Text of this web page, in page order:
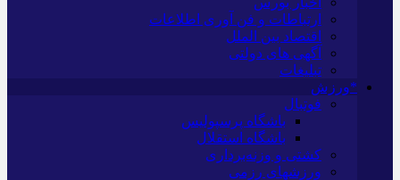
ارتباطات و فن آوری اطلاعات
اقتصاد بین الملل
آگهی های دولتی
تبلیغات
*ورزش
فوتبال
باشگاه پرسپولیس
باشگاه استقلال
کشتی و وزنه‌برداری
ورزشهای رزمی